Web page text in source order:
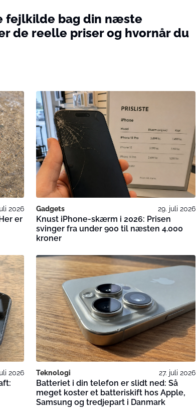
fejlkilde bag din næste
de reelle priser og hvornår du
2026
er
Gadgets 29. juli 2026
Knust iPhone-skærm i 2026: Prisen
svinger fra under 900 til næsten 4.000
kroner
2026 Teknologi 27. juli 2026
Batteriet i din telefon er slidt ned: Så
meget koster et batteriskift hos Apple,
Samsung og tredjepart i Danmark